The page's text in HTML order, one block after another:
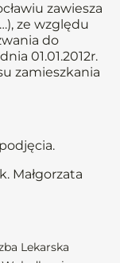
zawiesza
ze względu
do
01.01.2012r.
zamieszkania
Małgorzata
Lekarska